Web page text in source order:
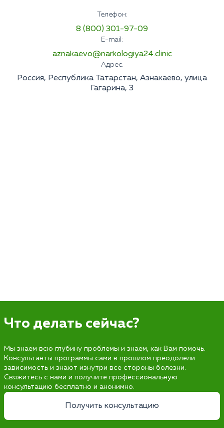
Телефон:
8 (800) 301-97-09
E-mail:
aznakaevo@narkologiya24.clinic
Адрес:
Россия, Республика Татарстан, Азнакаево, улица
Гагарина, 3
Что делать сейчас?
Мы знаем всю глубину проблемы и знаем, как Вам помочь.
Консультанты программы сами в прошлом преодолели
зависимость и знают изнутри все стороны болезни.
Свяжитесь с нами и получите профессиональную
консультацию бесплатно и анонимно.
Получить консультацию